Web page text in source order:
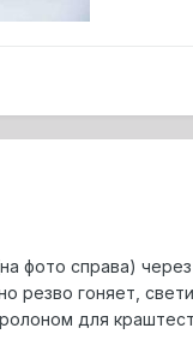
фото справа)
резво гоняет,
для